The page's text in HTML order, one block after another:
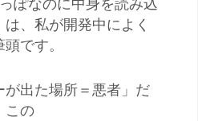
ぽなのに中身を読み込
、私が開発中によく
です。
が出た場所＝悪者」だ
この